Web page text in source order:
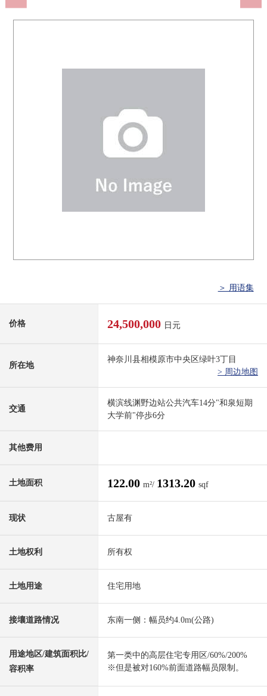
＞ 用语集
价格 24,500,000 日元
所在地
神奈川县相模原市中央区绿叶3丁目
> 周边地图
交通
横滨线渊野边站公共汽车14分"和泉短期
大学前"停歩6分
其他费用
土地面积 122.00 m²/ 1313.20 sqf
现状 古屋有
土地权利 所有权
土地用途 住宅用地
接壤道路情况 东南一侧：幅员约4.0m(公路)
用途地区/建筑面积比/
容积率
第一类中的高层住宅专用区/60%/200%
※但是被对160%前面道路幅员限制。